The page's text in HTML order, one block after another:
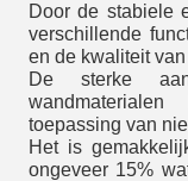
Door de stabiele
verschillende
en de kwaliteit
De sterke
toepassing van
Het is
ongeveer 15%